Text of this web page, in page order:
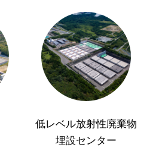
低レベル放射性廃棄物
埋設センター